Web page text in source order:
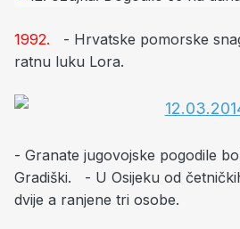
1992. - Hrvatske pomorske
ratnu luku Lora.
- Granate jugovojske pogodile
Gradiški. - U Osijeku od
dvije a ranjene tri osobe.